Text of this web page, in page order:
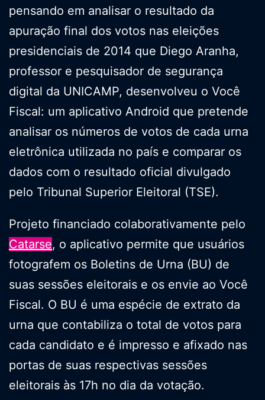
pensando em analisar o resultado da
apuração final dos votos nas eleições
presidenciais de 2014 que Diego Aranha,
professor e pesquisador de segurança
digital da UNICAMP, desenvolveu o Você
Fiscal: um aplicativo Android que pretende
analisar os números de votos de cada urna
eletrônica utilizada no país e comparar os
dados com o resultado oficial divulgado
pelo Tribunal Superior Eleitoral (TSE).
Projeto financiado colaborativamente pelo
Catarse, o aplicativo permite que usuários
fotografem os Boletins de Urna (BU) de
suas sessões eleitorais e os envie ao Você
Fiscal. O BU é uma espécie de extrato da
urna que contabiliza o total de votos para
cada candidato e é impresso e afixado nas
portas de suas respectivas sessões
eleitorais às 17h no dia da votação.